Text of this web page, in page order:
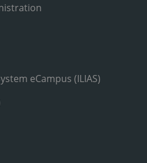
eCampus (ILIAS)